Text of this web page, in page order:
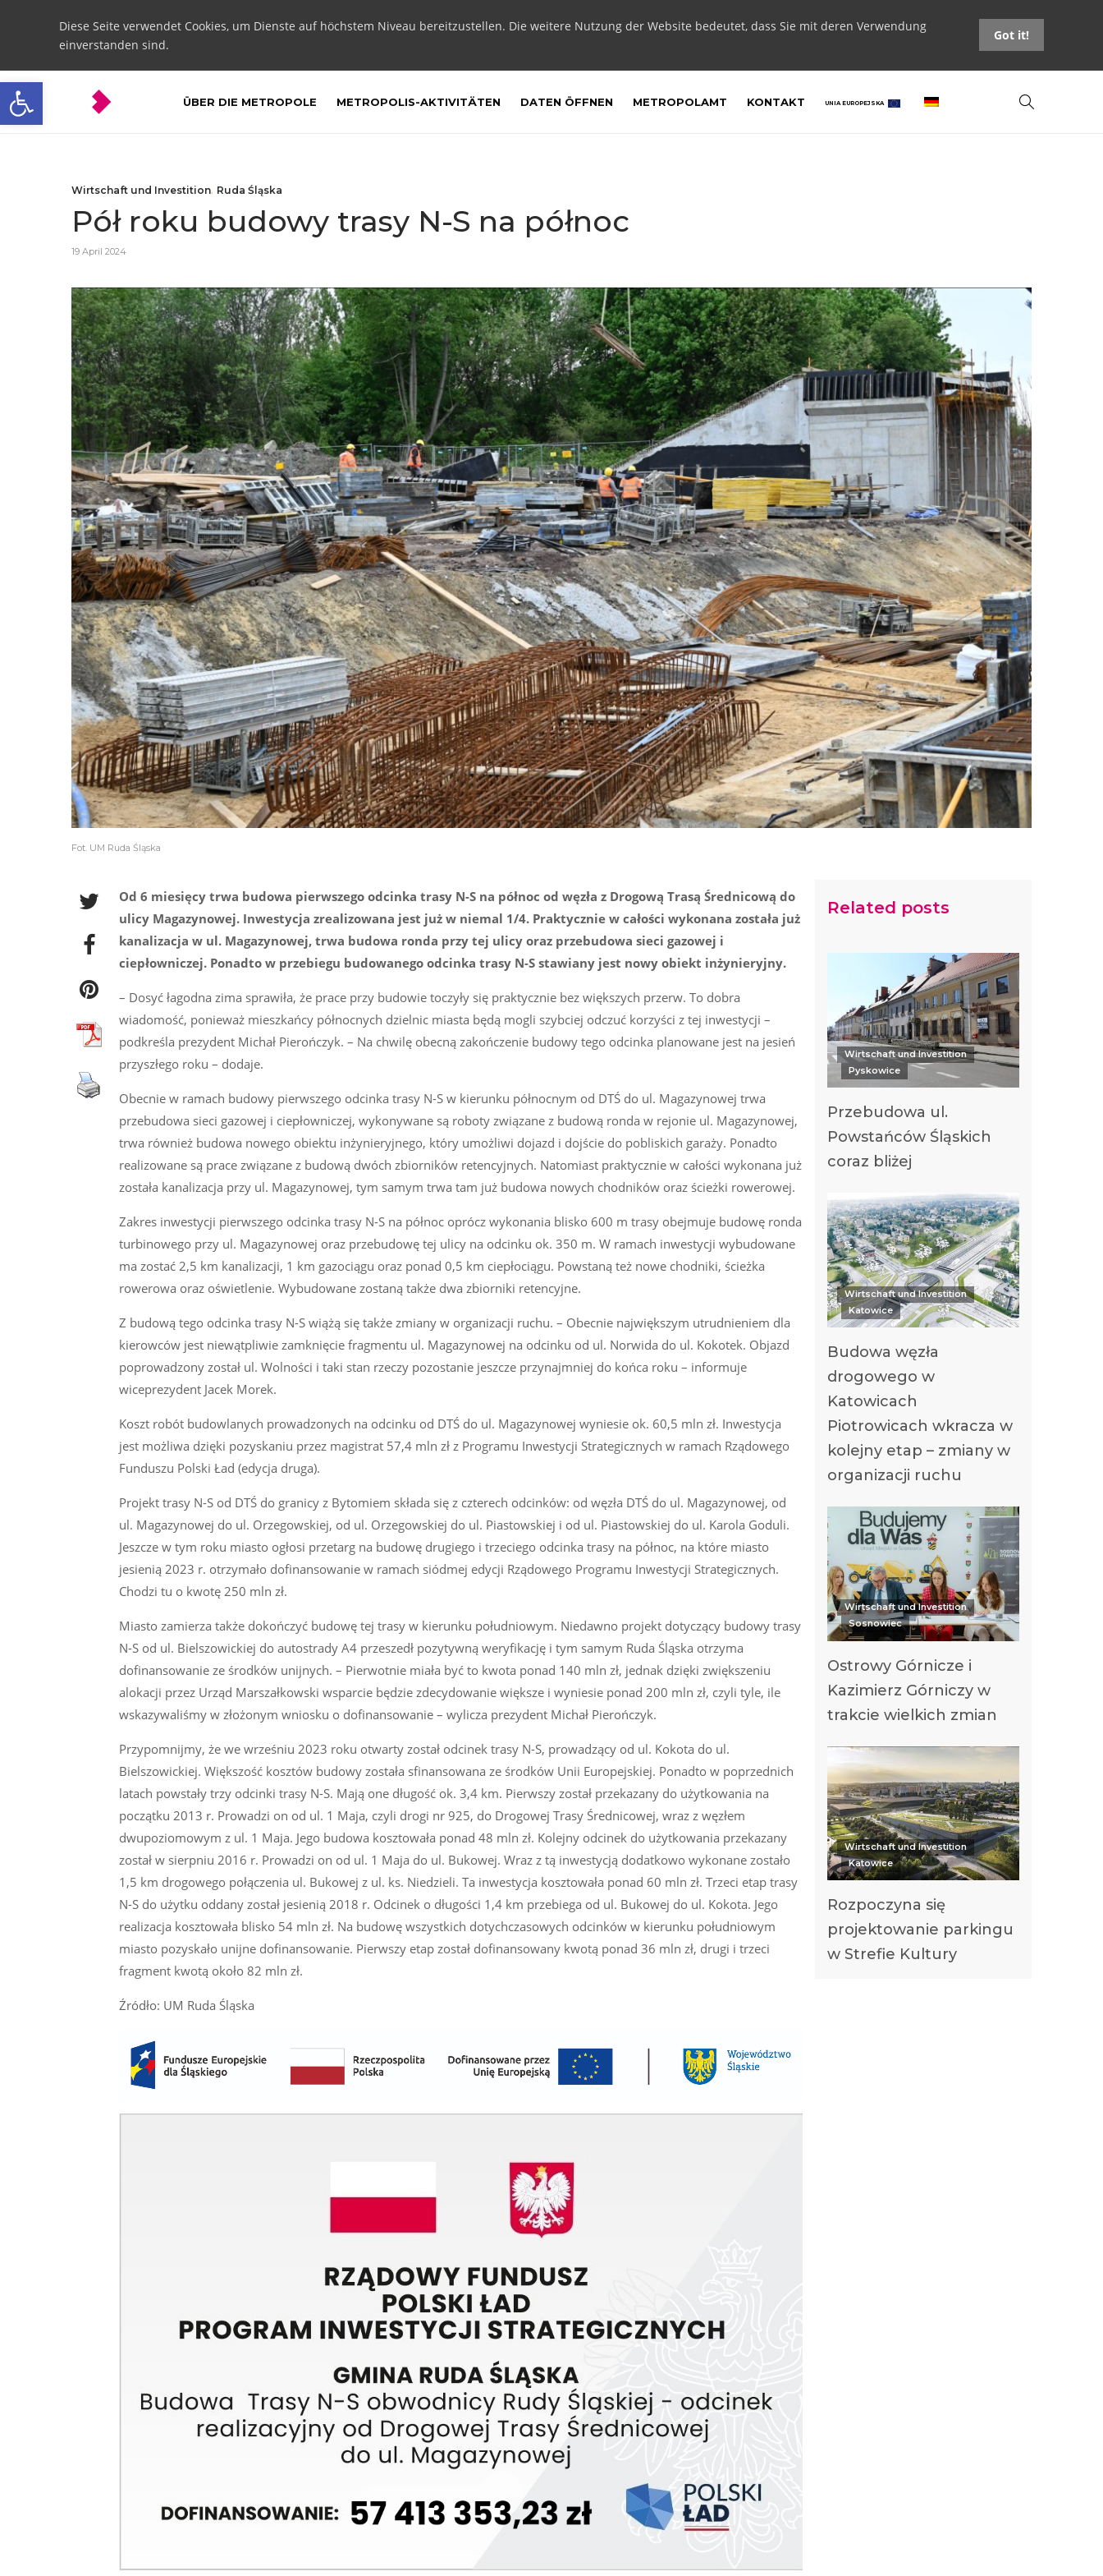
Open toolbar
Diese Seite verwendet Cookies, um Dienste auf höchstem Niveau bereitzustellen. Die weitere Nutzung der Website bedeutet, dass Sie mit deren Verwendung
einverstanden sind.
Got it!
ÜBER DIE METROPOLE METROPOLIS-AKTIVITÄTEN DATEN ÖFFNEN METROPOLAMT KONTAKT UNIA EUROPEJSKA
Wirtschaft und Investition, Ruda Śląska
Pół roku budowy trasy N-S na północ
19 April 2024
Fot. UM Ruda Śląska
Od 6 miesięcy trwa budowa pierwszego odcinka trasy N-S na północ od węzła z Drogową Trasą Średnicową do
ulicy Magazynowej. Inwestycja zrealizowana jest już w niemal 1/4. Praktycznie w całości wykonana została już
kanalizacja w ul. Magazynowej, trwa budowa ronda przy tej ulicy oraz przebudowa sieci gazowej i
ciepłowniczej. Ponadto w przebiegu budowanego odcinka trasy N-S stawiany jest nowy obiekt inżynieryjny.
– Dosyć łagodna zima sprawiła, że prace przy budowie toczyły się praktycznie bez większych przerw. To dobra
wiadomość, ponieważ mieszkańcy północnych dzielnic miasta będą mogli szybciej odczuć korzyści z tej inwestycji –
podkreśla prezydent Michał Pierończyk. – Na chwilę obecną zakończenie budowy tego odcinka planowane jest na jesień
przyszłego roku – dodaje.
Obecnie w ramach budowy pierwszego odcinka trasy N-S w kierunku północnym od DTŚ do ul. Magazynowej trwa
przebudowa sieci gazowej i ciepłowniczej, wykonywane są roboty związane z budową ronda w rejonie ul. Magazynowej,
trwa również budowa nowego obiektu inżynieryjnego, który umożliwi dojazd i dojście do pobliskich garaży. Ponadto
realizowane są prace związane z budową dwóch zbiorników retencyjnych. Natomiast praktycznie w całości wykonana już
została kanalizacja przy ul. Magazynowej, tym samym trwa tam już budowa nowych chodników oraz ścieżki rowerowej.
Zakres inwestycji pierwszego odcinka trasy N-S na północ oprócz wykonania blisko 600 m trasy obejmuje budowę ronda
turbinowego przy ul. Magazynowej oraz przebudowę tej ulicy na odcinku ok. 350 m. W ramach inwestycji wybudowane
ma zostać 2,5 km kanalizacji, 1 km gazociągu oraz ponad 0,5 km ciepłociągu. Powstaną też nowe chodniki, ścieżka
rowerowa oraz oświetlenie. Wybudowane zostaną także dwa zbiorniki retencyjne.
Z budową tego odcinka trasy N-S wiążą się także zmiany w organizacji ruchu. – Obecnie największym utrudnieniem dla
kierowców jest niewątpliwie zamknięcie fragmentu ul. Magazynowej na odcinku od ul. Norwida do ul. Kokotek. Objazd
poprowadzony został ul. Wolności i taki stan rzeczy pozostanie jeszcze przynajmniej do końca roku – informuje
wiceprezydent Jacek Morek.
Koszt robót budowlanych prowadzonych na odcinku od DTŚ do ul. Magazynowej wyniesie ok. 60,5 mln zł. Inwestycja
jest możliwa dzięki pozyskaniu przez magistrat 57,4 mln zł z Programu Inwestycji Strategicznych w ramach Rządowego
Funduszu Polski Ład (edycja druga).
Projekt trasy N-S od DTŚ do granicy z Bytomiem składa się z czterech odcinków: od węzła DTŚ do ul. Magazynowej, od
ul. Magazynowej do ul. Orzegowskiej, od ul. Orzegowskiej do ul. Piastowskiej i od ul. Piastowskiej do ul. Karola Goduli.
Jeszcze w tym roku miasto ogłosi przetarg na budowę drugiego i trzeciego odcinka trasy na północ, na które miasto
jesienią 2023 r. otrzymało dofinansowanie w ramach siódmej edycji Rządowego Programu Inwestycji Strategicznych.
Chodzi tu o kwotę 250 mln zł.
Miasto zamierza także dokończyć budowę tej trasy w kierunku południowym. Niedawno projekt dotyczący budowy trasy
N-S od ul. Bielszowickiej do autostrady A4 przeszedł pozytywną weryfikację i tym samym Ruda Śląska otrzyma
dofinansowanie ze środków unijnych. – Pierwotnie miała być to kwota ponad 140 mln zł, jednak dzięki zwiększeniu
alokacji przez Urząd Marszałkowski wsparcie będzie zdecydowanie większe i wyniesie ponad 200 mln zł, czyli tyle, ile
wskazywaliśmy w złożonym wniosku o dofinansowanie – wylicza prezydent Michał Pierończyk.
Przypomnijmy, że we wrześniu 2023 roku otwarty został odcinek trasy N-S, prowadzący od ul. Kokota do ul.
Bielszowickiej. Większość kosztów budowy została sfinansowana ze środków Unii Europejskiej. Ponadto w poprzednich
latach powstały trzy odcinki trasy N-S. Mają one długość ok. 3,4 km. Pierwszy został przekazany do użytkowania na
początku 2013 r. Prowadzi on od ul. 1 Maja, czyli drogi nr 925, do Drogowej Trasy Średnicowej, wraz z węzłem
dwupoziomowym z ul. 1 Maja. Jego budowa kosztowała ponad 48 mln zł. Kolejny odcinek do użytkowania przekazany
został w sierpniu 2016 r. Prowadzi on od ul. 1 Maja do ul. Bukowej. Wraz z tą inwestycją dodatkowo wykonane zostało
1,5 km drogowego połączenia ul. Bukowej z ul. ks. Niedzieli. Ta inwestycja kosztowała ponad 60 mln zł. Trzeci etap trasy
N-S do użytku oddany został jesienią 2018 r. Odcinek o długości 1,4 km przebiega od ul. Bukowej do ul. Kokota. Jego
realizacja kosztowała blisko 54 mln zł. Na budowę wszystkich dotychczasowych odcinków w kierunku południowym
miasto pozyskało unijne dofinansowanie. Pierwszy etap został dofinansowany kwotą ponad 36 mln zł, drugi i trzeci
fragment kwotą około 82 mln zł.
Źródło: UM Ruda Śląska
Related posts
Wirtschaft und Investition
Pyskowice
Przebudowa ul.
Powstańców Śląskich
coraz bliżej
Wirtschaft und Investition
Katowice
Budowa węzła
drogowego w
Katowicach
Piotrowicach wkracza w
kolejny etap – zmiany w
organizacji ruchu
Wirtschaft und Investition
Sosnowiec
Ostrowy Górnicze i
Kazimierz Górniczy w
trakcie wielkich zmian
Wirtschaft und Investition
Katowice
Rozpoczyna się
projektowanie parkingu
w Strefie Kultury